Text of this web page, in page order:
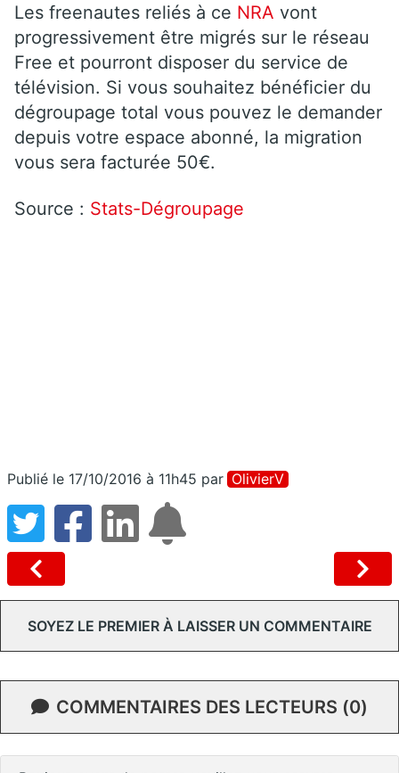
Les freenautes reliés à ce NRA vont
progressivement être migrés sur le réseau
Free et pourront disposer du service de
télévision. Si vous souhaitez bénéficier du
dégroupage total vous pouvez le demander
depuis votre espace abonné, la migration
vous sera facturée 50€.
Source : Stats-Dégroupage
Publié le 17/10/2016 à 11h45 par OlivierV
SOYEZ LE PREMIER À LAISSER UN COMMENTAIRE
COMMENTAIRES DES LECTEURS (0)